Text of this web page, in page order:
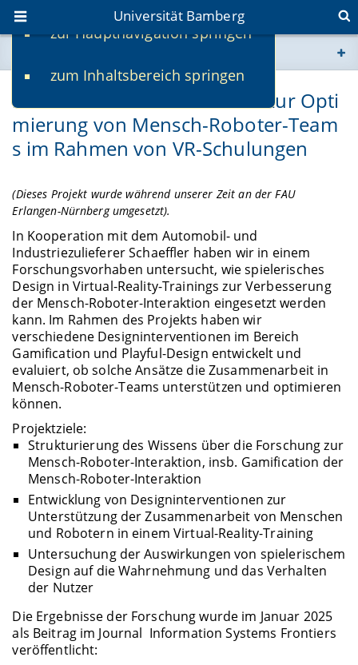
zur Hauptnavigation springen
zum Inhaltsbereich springen
Universität Bamberg
www.uni-bamberg.de
univis.uni-bamberg.de
Potenziale von Gamification zur Opti
mierung von Mensch-Roboter-Team
s im Rahmen von VR-Schulungen
(Dieses Projekt wurde während unserer Zeit an der FAU
Erlangen-Nürnberg umgesetzt).
In Kooperation mit dem Automobil- und
Industriezulieferer Schaeffler haben wir in einem
Forschungsvorhaben untersucht, wie spielerisches
Design in Virtual-Reality-Trainings zur Verbesserung
der Mensch-Roboter-Interaktion eingesetzt werden
kann. Im Rahmen des Projekts haben wir
verschiedene Designinterventionen im Bereich
Gamification und Playful-Design entwickelt und
evaluiert, ob solche Ansätze die Zusammenarbeit in
Mensch-Roboter-Teams unterstützen und optimieren
können.
Projektziele:
Strukturierung des Wissens über die Forschung zur
Mensch-Roboter-Interaktion, insb. Gamification der
Mensch-Roboter-Interaktion
Entwicklung von Designinterventionen zur
Unterstützung der Zusammenarbeit von Menschen
und Robotern in einem Virtual-Reality-Training
Untersuchung der Auswirkungen von spielerischem
Design auf die Wahrnehmung und das Verhalten
der Nutzer
Die Ergebnisse der Forschung wurde im Januar 2025
als Beitrag im Journal Information Systems Frontiers
veröffentlicht: